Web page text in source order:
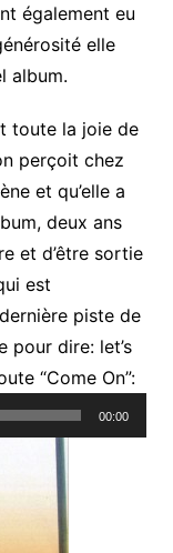
également eu
elle
album.
toute la joie de
perçoit chez
et qu’elle a
deux ans
et d’être sortie
est
piste de
pour dire: let’s
“Come On”:
00:00